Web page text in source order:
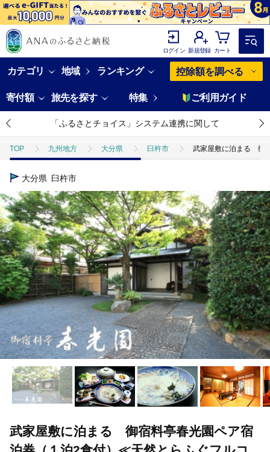
ログイン 新規登録 カート
カテゴリ 地域 ランキング 控除額を調べる
寄付額 旅先を探す 特集 ご利用ガイド
「ふるさとチョイス」システム連携に関して
TOP 九州地方 大分県 臼杵市 武家屋敷に泊まる 御
大分県 臼杵市
武家屋敷に泊まる 御宿料亭春光園ペア宿